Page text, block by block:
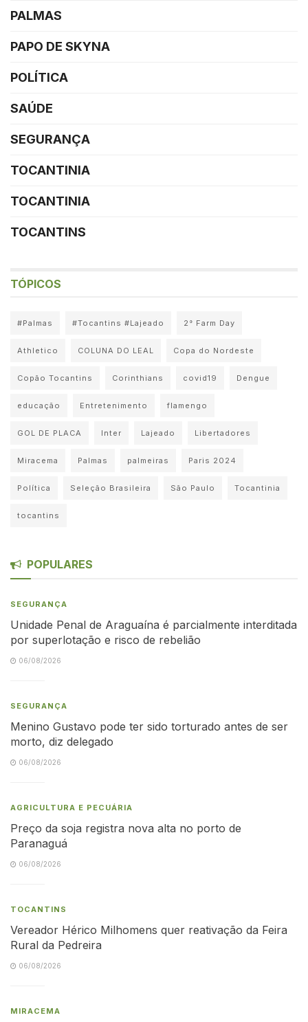
PALMAS
PAPO DE SKYNA
POLÍTICA
SAÚDE
SEGURANÇA
TOCANTINIA
TOCANTINIA
TOCANTINS
TÓPICOS
#Palmas #Tocantins #Lajeado 2° Farm Day
Athletico COLUNA DO LEAL Copa do Nordeste
Copão Tocantins Corinthians covid19 Dengue
educação Entretenimento flamengo
GOL DE PLACA Inter Lajeado Libertadores
Miracema Palmas palmeiras Paris 2024
Política Seleção Brasileira São Paulo Tocantinia
tocantins
POPULARES
SEGURANÇA
Unidade Penal de Araguaína é parcialmente interditada
por superlotação e risco de rebelião
06/08/2026
SEGURANÇA
Menino Gustavo pode ter sido torturado antes de ser
morto, diz delegado
06/08/2026
AGRICULTURA E PECUÁRIA
Preço da soja registra nova alta no porto de
Paranaguá
06/08/2026
TOCANTINS
Vereador Hérico Milhomens quer reativação da Feira
Rural da Pedreira
06/08/2026
MIRACEMA